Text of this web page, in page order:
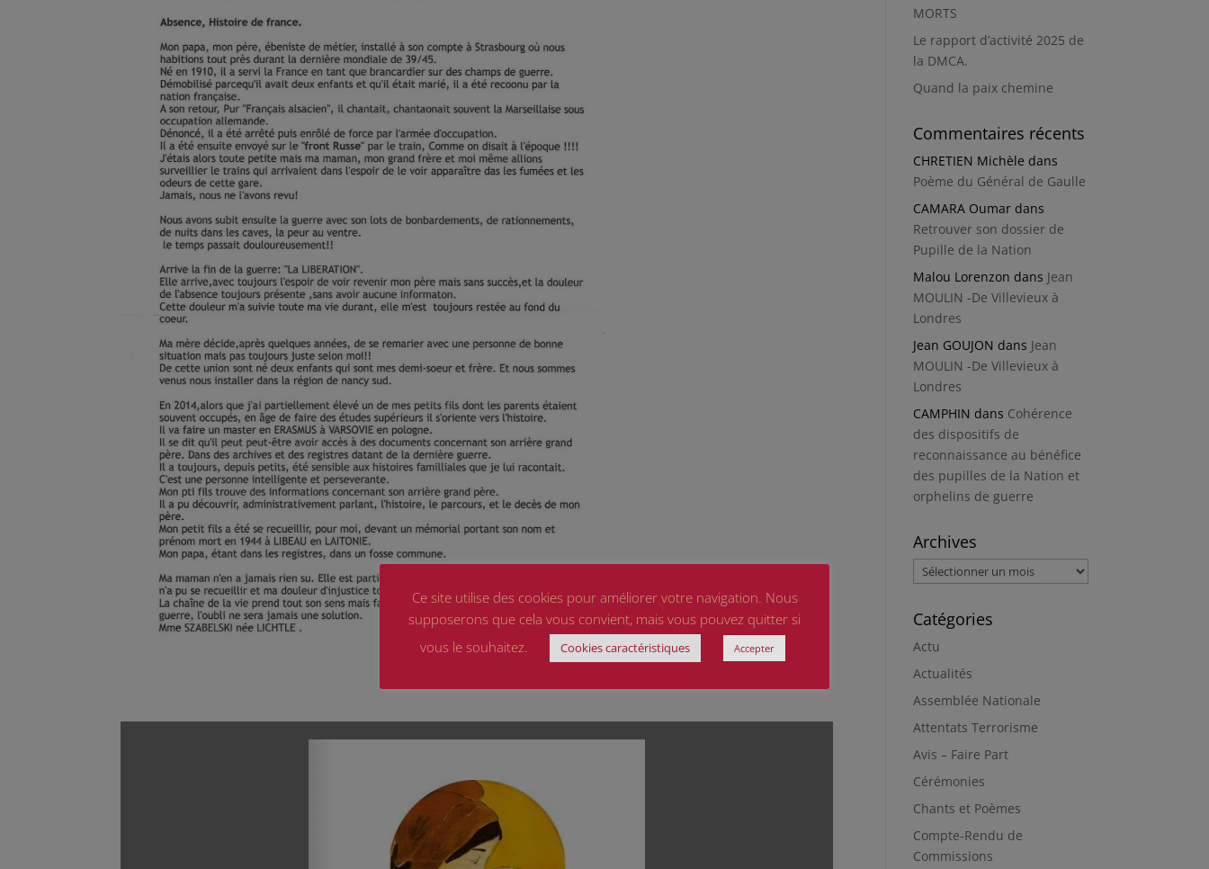
MORTS
Le rapport d’activité 2025 de
la DMCA.
Quand la paix chemine
Commentaires récents
CHRETIEN Michèle dans
Poème du Général de Gaulle
CAMARA Oumar dans
Retrouver son dossier de
Pupille de la Nation
Malou Lorenzon dans Jean
MOULIN -De Villevieux à
Londres
Jean GOUJON dans Jean
MOULIN -De Villevieux à
Londres
CAMPHIN dans Cohérence
des dispositifs de
reconnaissance au bénéfice
des pupilles de la Nation et
orphelins de guerre
Archives
Archives
Catégories
Actu
Actualités
Assemblée Nationale
Attentats Terrorisme
Avis – Faire Part
Cérémonies
Chants et Poèmes
Compte-Rendu de
Commissions
Ce site utilise des cookies pour améliorer votre navigation. Nous
supposerons que cela vous convient, mais vous pouvez quitter si
vous le souhaitez.
Cookies caractéristiques Accepter